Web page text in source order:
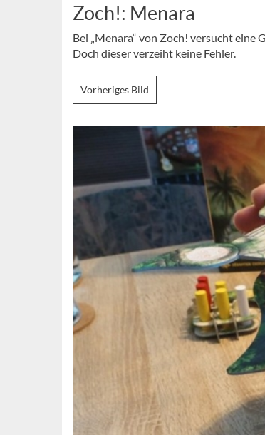
Zoch!: Menara
Bei „Menara“ von Zoch! versucht eine
Doch dieser verzeiht keine Fehler.
Vorheriges Bild